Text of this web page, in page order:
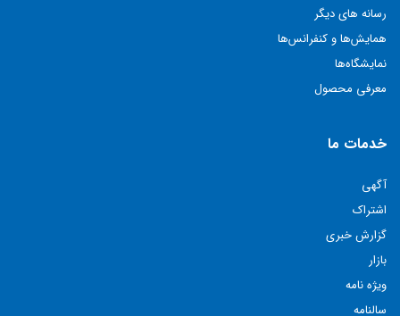
رسانه های دیگر
همايش‌ها و كنفرانس‌ها
نمايشگاه‌ها
معرفی محصول
خدمات ما
آگهی
اشتراک
گزارش خبری
بازار
ویژه نامه
سالنامه